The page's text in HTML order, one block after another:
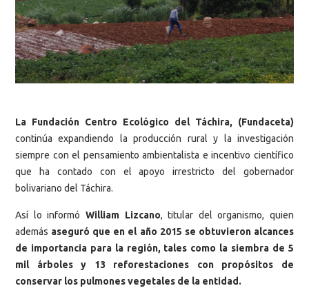
La Fundación Centro Ecológico del Táchira, (Fundaceta)
continúa expandiendo la producción rural y la investigación
siempre con el pensamiento ambientalista e incentivo científico
que ha contado con el apoyo irrestricto del gobernador
bolivariano del Táchira.
Así lo informó William Lizcano, titular del organismo, quien
además aseguró que en el año 2015 se obtuvieron alcances
de importancia para la región, tales como la siembra de 5
mil árboles y 13 reforestaciones con propósitos de
conservar los pulmones vegetales de la entidad.